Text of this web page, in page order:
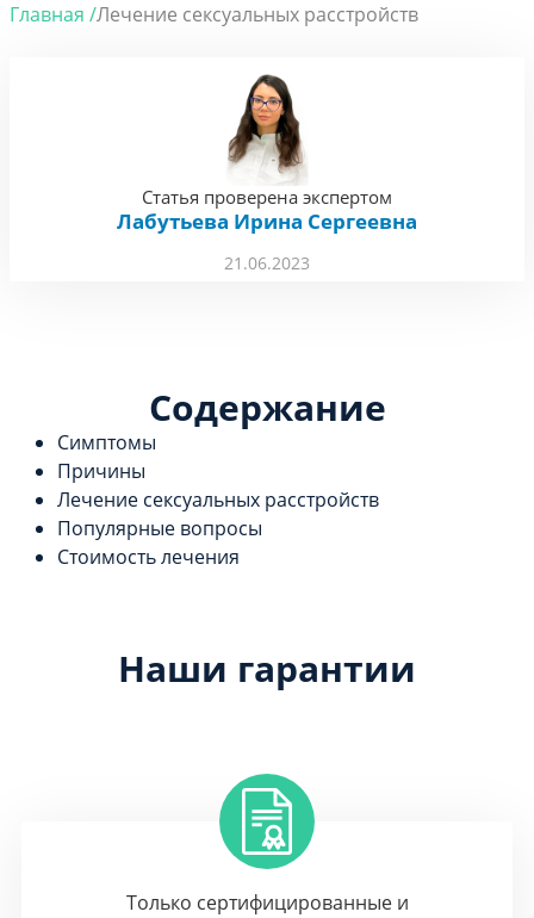
Главная /Лечение сексуальных расстройств
21.06.2023
Статья проверена экспертом
Лабутьева Ирина Сергеевна
Содержание
Симптомы
Причины
Лечение сексуальных расстройств
Популярные вопросы
Стоимость лечения
Наши гарантии
Только сертифицированные и